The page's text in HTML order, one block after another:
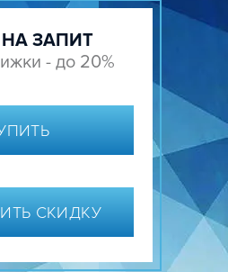
НА ЗАПИТ
- до 20%
СКИДКУ